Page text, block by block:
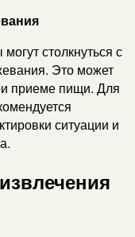
столкнуться с
Это может
приеме пищи. Для
ситуации и